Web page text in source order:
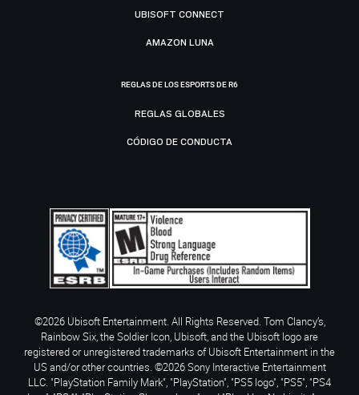
UBISOFT CONNECT
AMAZON LUNA
REGLAS DE LOS ESPORTS DE R6
REGLAS GLOBALES
CÓDIGO DE CONDUCTA
©2026 Ubisoft Entertainment. All Rights Reserved. Tom Clancy’s,
Rainbow Six, the Soldier Icon, Ubisoft, and the Ubisoft logo are
registered or unregistered trademarks of Ubisoft Entertainment in the
US and/or other countries. ©2026 Sony Interactive Entertainment
LLC. "PlayStation Family Mark", "PlayStation", "PS5 logo", "PS5", "PS4